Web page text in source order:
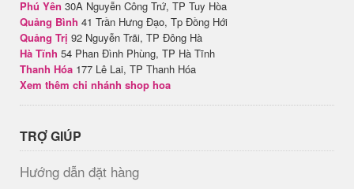
Phú Yên 30A Nguyễn Công Trứ, TP Tuy Hòa
Quảng Bình 41 Trần Hưng Đạo, Tp Đồng Hới
Quảng Trị 92 Nguyễn Trãi, TP Đông Hà
Hà Tĩnh 54 Phan Đình Phùng, TP Hà Tĩnh
Thanh Hóa 177 Lê Lai, TP Thanh Hóa
Xem thêm chi nhánh shop hoa
TRỢ GIÚP
Hướng dẫn đặt hàng